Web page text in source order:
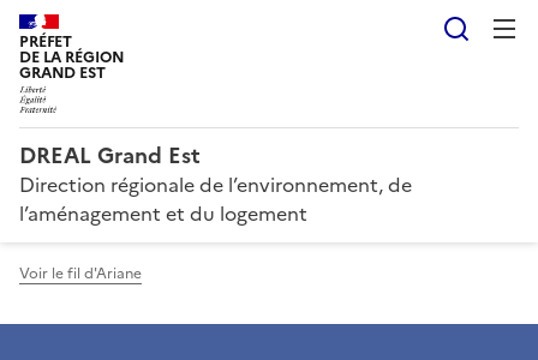
PRÉFET
DE LA RÉGION
GRAND EST
DREAL Grand Est
Direction régionale de l’environnement, de
l’aménagement et du logement
Voir le fil d'Ariane